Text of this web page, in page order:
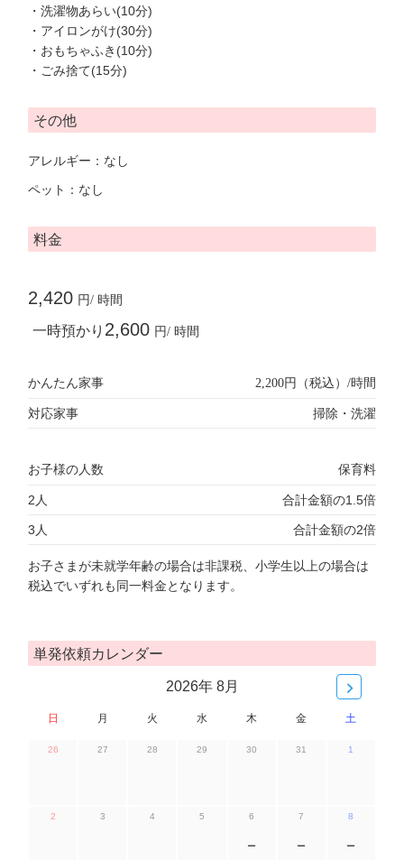
・洗濯物あらい(10分)
・アイロンがけ(30分)
・おもちゃふき(10分)
・ごみ捨て(15分)
その他
アレルギー：なし
ペット：なし
料金
2,420 円/ 時間
一時預かり 2,600 円/ 時間
かんたん家事 2,200円（税込）/時間
対応家事 掃除・洗濯
お子様の人数 保育料
2人 合計金額の1.5倍
3人 合計金額の2倍
お子さまが未就学年齢の場合は非課税、小学生以上の場合は
税込でいずれも同一料金となります。
単発依頼カレンダー
2026年 8月
日 月 火 水 木 金 土
26 27 28 29 30 31 1
2 3 4 5 6
ー
7
ー
8
ー